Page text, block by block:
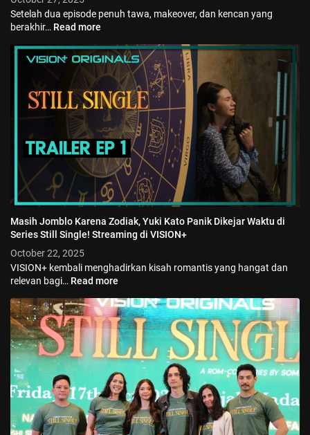
Setelah dua episode penuh tawa, makeover, dan kencan yang
berakhir… Read more
Masih Jomblo Karena Zodiak, Yuki Kato Panik Dikejar Waktu di
Series Still Single! Streaming di VISION+
October 22, 2025
VISION+ kembali menghadirkan kisah romantis yang hangat dan
relevan bagi… Read more